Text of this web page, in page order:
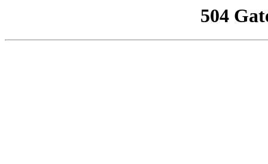
504